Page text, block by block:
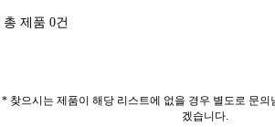
총 제품 0건
* 찾으시는 제품이 해당 리스트에 없을 경우 별도로 문의
겠습니다.